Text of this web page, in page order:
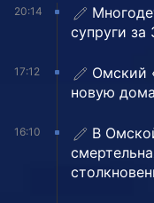
20:14
супруги
17:12
Омский
новую
16:10
В